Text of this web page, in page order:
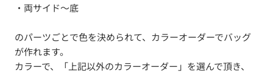
・両サイド～底
のパーツごとで色を決められて、カラーオーダーでバッグ
が作れます。
カラーで、「上記以外のカラーオーダー」を選んで頂き、